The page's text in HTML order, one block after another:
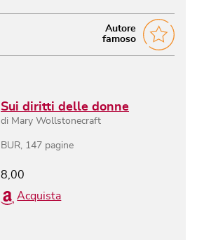
Autore
famoso
Sui diritti delle donne
di Mary Wollstonecraft
BUR 147 pagine
8,00
Acquista